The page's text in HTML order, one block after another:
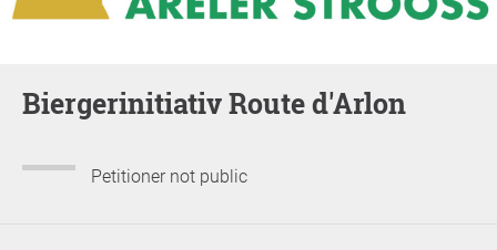
Biergerinitiativ Route d'Arlon
Petitioner not public